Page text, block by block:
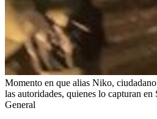
Momento en que alias Niko,
las autoridades, quienes lo capturan en
General